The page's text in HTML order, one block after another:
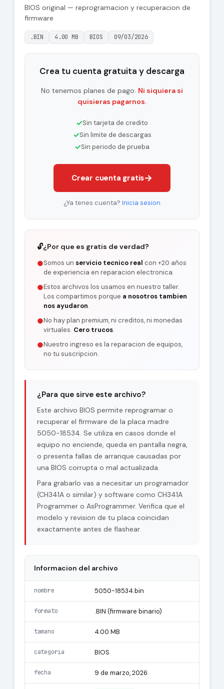
BIOS original — reprogramacion y recuperacion de
firmware
.BIN 4.00 MB BIOS 09/03/2026
Crea tu cuenta gratuita y descarga
No tenemos planes de pago. Ni siquiera si
quisieras pagarnos.
✓Sin tarjeta de credito
✓Sin limite de descargas
✓Sin periodo de prueba
Crear cuenta gratis→
¿Ya tenes cuenta? Inicia sesion
🔓¿Por que es gratis de verdad?
●Somos un servicio tecnico real con +20 años
de experiencia en reparacion electronica.
●Estos archivos los usamos en nuestro taller.
Los compartimos porque a nosotros tambien
nos ayudaron.
●No hay plan premium, ni creditos, ni monedas
virtuales. Cero trucos.
●Nuestro ingreso es la reparacion de equipos,
no tu suscripcion.
¿Para que sirve este archivo?
Este archivo BIOS permite reprogramar o
recuperar el firmware de la placa madre
5050-18534. Se utiliza en casos donde el
equipo no enciende, queda en pantalla negra,
o presenta fallas de arranque causadas por
una BIOS corrupta o mal actualizada.
Para grabarlo vas a necesitar un programador
(CH341A o similar) y software como CH341A
Programmer o AsProgrammer. Verifica que el
modelo y revision de tu placa coincidan
exactamente antes de flashear.
Informacion del archivo
nombre 5050-18534.bin
formato .BIN (firmware binario)
tamano 4.00 MB
categoria BIOS
fecha 9 de marzo, 2026